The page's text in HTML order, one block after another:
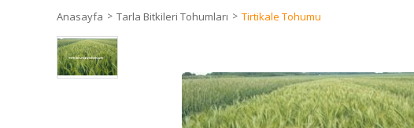
Anasayfa Tarla Bitkileri Tohumları Tirtikale Tohumu